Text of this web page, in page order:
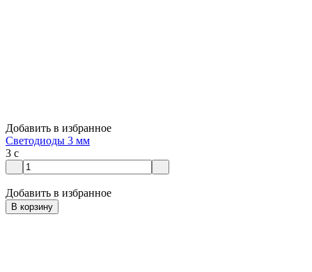
Добавить в избранное
Светодиоды 3 мм
3 c
Добавить в избранное
В корзину